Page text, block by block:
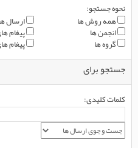
نحوه جستجو:
همه روش ها
ارسال
انجمن ها پیغام
گروه ها پیغام
جستجو برای
کلمات کلیدی: